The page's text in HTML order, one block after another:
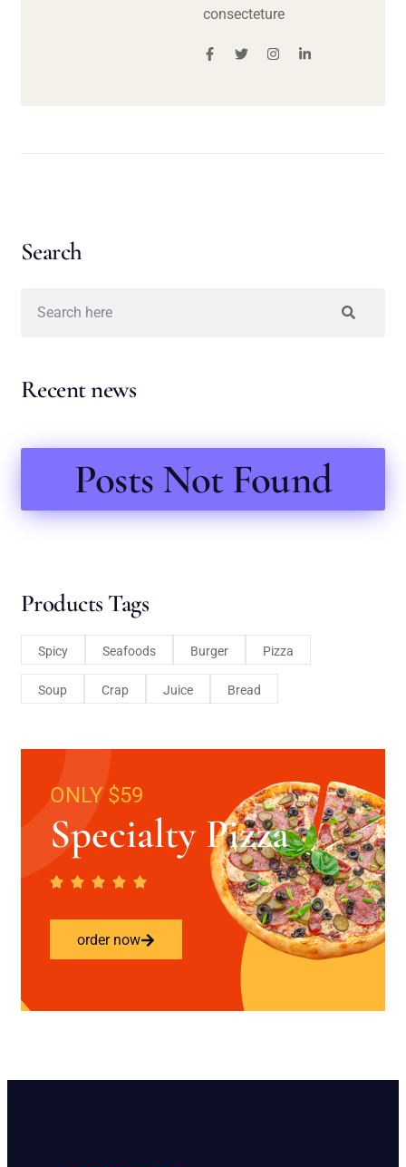
consecteture
Search
Recent news
Posts Not Found
Products Tags
Spicy Seafoods Burger Pizza
Soup Crap Juice Bread
ONLY $59
Specialty Pizza
order now